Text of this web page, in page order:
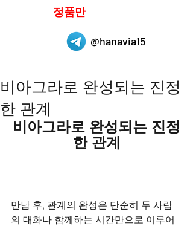
정품만
@hanavia15
비아그라로 완성되는 진정
한 관계
비아그라로 완성되는 진정
한 관계
만남 후, 관계의 완성은 단순히 두 사람
의 대화나 함께하는 시간만으로 이루어